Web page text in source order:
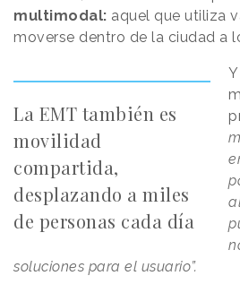
multimodal: aquel que utiliza
moverse dentro de la ciudad a
La EMT también es
movilidad
compartida,
desplazando a miles
de personas cada día
soluciones para el usuario”.